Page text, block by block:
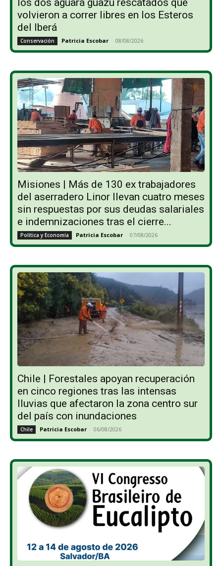
volvieron a correr libres en los Esteros
del Iberá
Conservación Patricia Escobar - 08/08/2026
Misiones | Más de 130 ex trabajadores
del aserradero Linor llevan cuatro meses
sin respuestas por sus deudas salariales
e indemnizaciones tras el cierre...
Política y Economía Patricia Escobar - 07/08/2026
Chile | Forestales apoyan recuperación
en cinco regiones tras las intensas
lluvias que afectaron la zona centro sur
del país con inundaciones
Chile Patricia Escobar - 06/08/2026